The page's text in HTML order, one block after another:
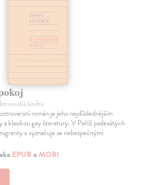
kniha
román je jeho nejdůslednějším
a klasikou gay literatury. V Paříži padesátých
a vyznačuje se nebezpečnými
EPUB a MOBI